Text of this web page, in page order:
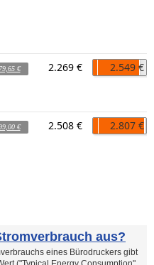
€ 2.269 € 2.549 €
€ 2.508 € 2.807 €
aus?
eines Bürodruckers gibt